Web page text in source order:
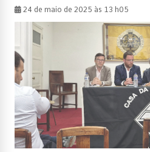
24 de maio de 2025 às 13 h05